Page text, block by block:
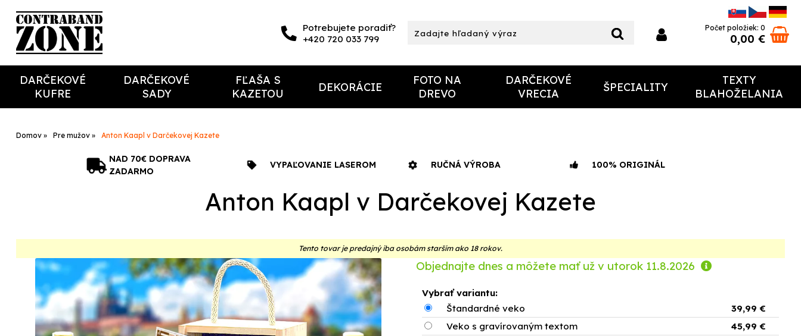
Potrebujete poradiť?
+420 720 033 799
Počet položiek: 0
0,00 €
DARČEKOVÉ
KUFRE
DARČEKOVÉ
SADY
FĽAŠA S
KAZETOU
DEKORÁCIE
FOTO NA
DREVO
DARČEKOVÉ
VRECIA
ŠPECIALITY
TEXTY
BLAHOŽELANIA
Domov Pre mužov Anton Kaapl v Darčekovej Kazete
NAD 70€ DOPRAVA
ZADARMO
VYPAĽOVANIE LASEROM RUČNÁ VÝROBA 100% ORIGINÁL
Anton Kaapl v Darčekovej Kazete
Tento tovar je predajný iba osobám starším ako 18 rokov.
Objednajte dnes a môžete mať už v utorok 11.8.2026
Vybrať variantu:
Štandardné veko
39,99 €
Veko s gravírovaným textom
45,99 €